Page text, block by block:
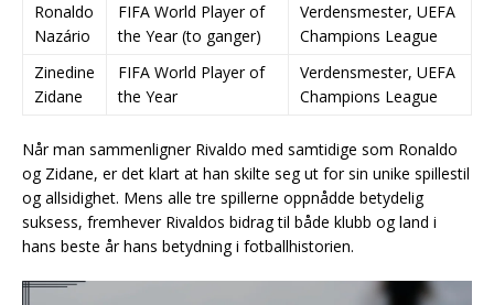
Ronaldo
Nazário
FIFA World Player of
the Year (to ganger)
Verdensmester, UEFA
Champions League
Zinedine
Zidane
FIFA World Player of
the Year
Verdensmester, UEFA
Champions League
Når man sammenligner Rivaldo med samtidige som Ronaldo
og Zidane, er det klart at han skilte seg ut for sin unike spillestil
og allsidighet. Mens alle tre spillerne oppnådde betydelig
suksess, fremhever Rivaldos bidrag til både klubb og land i
hans beste år hans betydning i fotballhistorien.